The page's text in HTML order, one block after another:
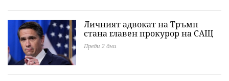
Личният адвокат на Тръмп
стана главен прокурор на САЩ
Преди 2 дни